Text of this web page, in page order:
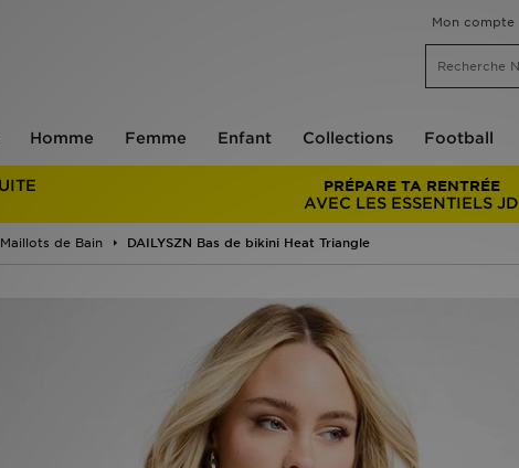
Mon compte
Homme Femme Enfant Collections Football
PRÉPARE TA RENTRÉE
AVEC LES ESSENTIELS JD
Maillots de Bain DAILYSZN Bas de bikini Heat Triangle